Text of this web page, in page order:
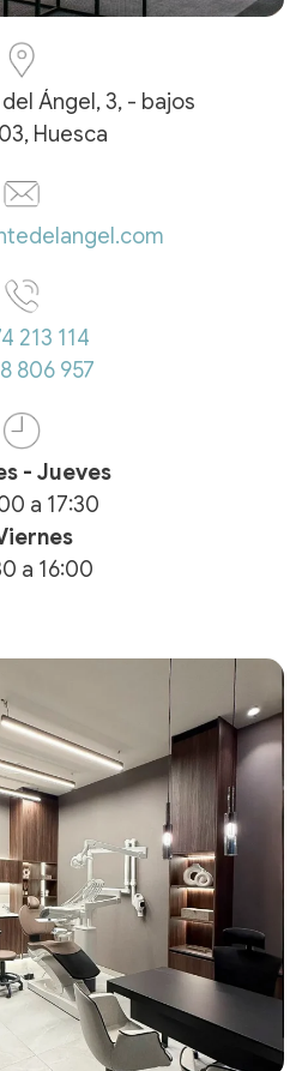
Ángel, 3, - bajos
Huesca
213 114
806 957
- Jueves
a 17:30
a 16:00